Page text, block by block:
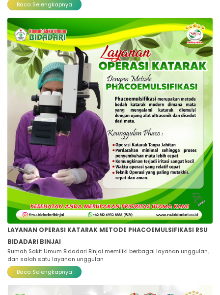
Baca Selengkapnya
LAYANAN OPERASI KATARAK METODE PHACOEMULSIFIKASI RSU
BIDADARI BINJAI
Rumah Sakit Umum Bidadari Binjai memiliki berbagai layanan unggulan,
dan salah satu layanan unggulan
Baca Selengkapnya